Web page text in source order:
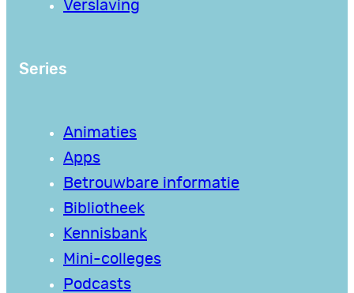
Verslaving
Series
Animaties
Apps
Betrouwbare informatie
Bibliotheek
Kennisbank
Mini-colleges
Podcasts